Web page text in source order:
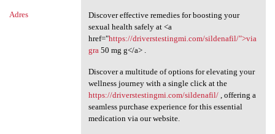
Adres
Discover effective remedies for boosting your
sexual health safely at <a
href="https://driverstestingmi.com/sildenafil/">via
gra50 mg g</a> .
Discover a multitude of options for elevating your
wellness journey with a single click at the
https://driverstestingmi.com/sildenafil/, offering a
seamless purchase experience for this essential
medication via our website.